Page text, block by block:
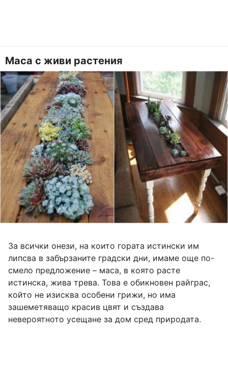
Маса с живи растения
За всички онези, на които гората истински им
липсва в забързаните градски дни, имаме още по-
смело предложение – маса, в която расте
истинска, жива трева. Това е обикновен райграс,
който не изисква особени грижи, но има
зашеметяващо красив цвят и създава
невероятното усещане за дом сред природата.